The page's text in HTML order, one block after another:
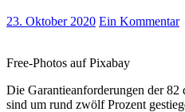
23. Oktober 2020 Ein Kommentar
Free-Photos auf Pixabay
Die Garantieanforderungen der 82
sind um rund zwölf Prozent